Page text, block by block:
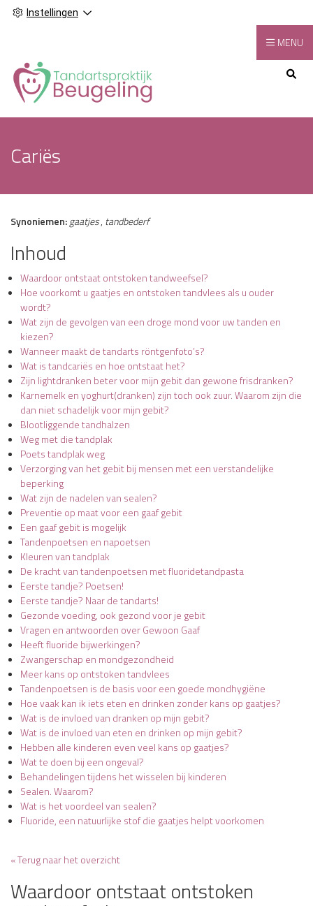
Instellingen
Hoofdmenu
MENU
Cariës
Synoniemen:gaatjes, tandbederf
Inhoud
Waardoor ontstaat ontstoken tandweefsel?
Hoe voorkomt u gaatjes en ontstoken tandvlees als u ouder
wordt?
Wat zijn de gevolgen van een droge mond voor uw tanden en
kiezen?
Wanneer maakt de tandarts röntgenfoto’s?
Wat is tandcariës en hoe ontstaat het?
Zijn lightdranken beter voor mijn gebit dan gewone frisdranken?
Karnemelk en yoghurt(dranken) zijn toch ook zuur. Waarom zijn die
dan niet schadelijk voor mijn gebit?
Blootliggende tandhalzen
Weg met die tandplak
Poets tandplak weg
Verzorging van het gebit bij mensen met een verstandelijke
beperking
Wat zijn de nadelen van sealen?
Preventie op maat voor een gaaf gebit
Een gaaf gebit is mogelijk
Tandenpoetsen en napoetsen
Kleuren van tandplak
De kracht van tandenpoetsen met fluoridetandpasta
Eerste tandje? Poetsen!
Eerste tandje? Naar de tandarts!
Gezonde voeding, ook gezond voor je gebit
Vragen en antwoorden over Gewoon Gaaf
Heeft fluoride bijwerkingen?
Zwangerschap en mondgezondheid
Meer kans op ontstoken tandvlees
Tandenpoetsen is de basis voor een goede mondhygiëne
Hoe vaak kan ik iets eten en drinken zonder kans op gaatjes?
Wat is de invloed van dranken op mijn gebit?
Wat is de invloed van eten en drinken op mijn gebit?
Hebben alle kinderen even veel kans op gaatjes?
Wat te doen bij een ongeval?
Behandelingen tijdens het wisselen bij kinderen
Sealen. Waarom?
Wat is het voordeel van sealen?
Fluoride, een natuurlijke stof die gaatjes helpt voorkomen
« Terug naar het overzicht
Waardoor ontstaat ontstoken